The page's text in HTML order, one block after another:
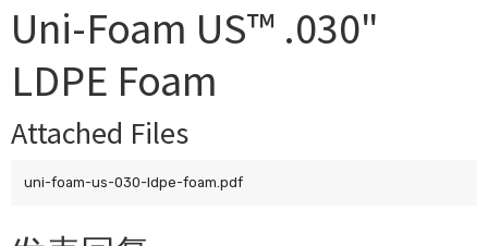
Uni-Foam US™ .030"
LDPE Foam
Attached Files
uni-foam-us-030-ldpe-foam.pdf